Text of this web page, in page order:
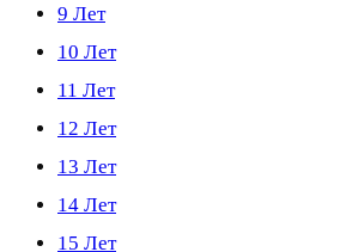
9 Лет
10 Лет
11 Лет
12 Лет
13 Лет
14 Лет
15 Лет